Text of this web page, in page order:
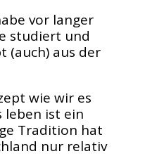
vor langer
studiert und
(auch) aus der
wie wir es
leben ist ein
Tradition hat
nur relativ